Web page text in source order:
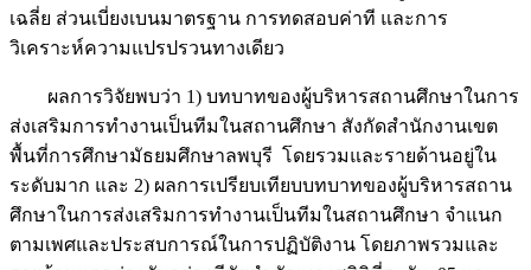
เฉลี่ย ส่วนเบี่ยงเบนมาตรฐาน การทดสอบค่าที และการ
วิเคราะห์ความแปรปรวนทางเดียว
ผลการวิจัยพบว่า 1) บทบาทของผู้บริหารสถานศึกษาในการ
ส่งเสริมการทำงานเป็นทีมในสถานศึกษา สังกัดสำนักงานเขต
พื้นที่การศึกษามัธยมศึกษาลพบุรี โดยรวมและรายด้านอยู่ใน
ระดับมาก และ 2) ผลการเปรียบเทียบบทบาทของผู้บริหารสถาน
ศึกษาในการส่งเสริมการทำงานเป็นทีมในสถานศึกษา จำแนก
ตามเพศและประสบการณ์ในการปฏิบัติงาน โดยภาพรวมและ